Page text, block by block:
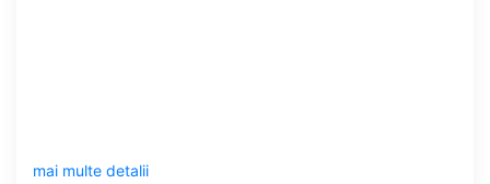
mai multe detalii